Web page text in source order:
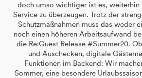
doch umso wichtiger ist es, weiterhin
Service zu überzeugen. Trotz der
Schutzmaßnahmen muss das weder
noch einen höheren Arbeitsaufwand
die Re:Guest Release #Summer20.
und Auschecken, digitale
Funktionen im Backend: Wir
Sommer, eine besondere